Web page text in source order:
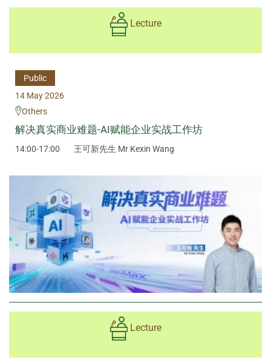
Lecture
Public
14 May 2026
Others
解决真实商业难题-AI赋能企业实战工作坊
14:00-17:00 王可新先生 Mr Kexin Wang
Lecture